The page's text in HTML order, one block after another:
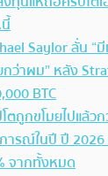
Saylor ลั่น “
ว่าผม” หลัง
BTC
ตถูกขโมยไปแล้ว
ารณ์ในปี ปี
จากทั้งหมด